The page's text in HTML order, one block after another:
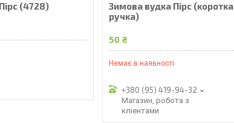
(4728)
Зимова вудка Пірс (коротка
ручка)
50 ₴
Немає в наявності
+380 (95) 419-94-32
Магазин, робота з
кліентами